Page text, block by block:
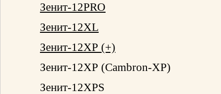
Зенит-12PRO
Зенит-12XL
Зенит-12ХР (+)
Зенит-12ХР (Cambron-ХР)
Зенит-12ХРS